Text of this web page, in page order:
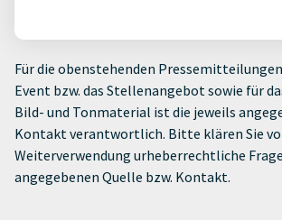
Für die obenstehenden
Event bzw. das Stellenangebot sowie für
Bild- und Tonmaterial ist die jeweils
Kontakt verantwortlich. Bitte klären Sie
Weiterverwendung urheberrechtliche
angegebenen Quelle bzw. Kontakt.